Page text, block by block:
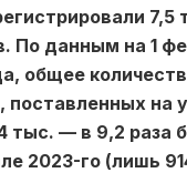
7,5
По данным на 1
общее
поставленных на
тыс. — в 9,2 раза
2023-го (лишь